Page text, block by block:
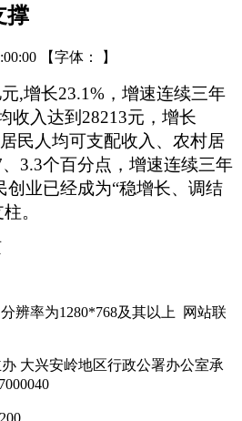
撑
【字体： 】
,增长23.1% ，增速连续三年
收入达到 28213元，增长
民人均可支配收入、农村居
、 3.3个百分点，增速连续三年
创业已经成为“稳增长、调结
。
辨率为1280*768及其以上 网站联
大兴安岭地区行政公署办公室承